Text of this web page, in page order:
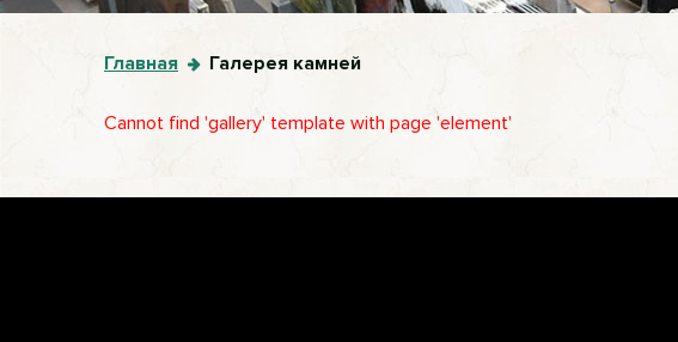
Главная Галерея камней
Cannot find 'gallery' template with page 'element'